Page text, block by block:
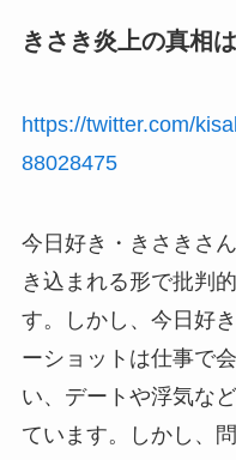
きさき炎上の真相
https://twitter.com/
88028475
今日好き・きさきさ
き込まれる形で批判
す。しかし、今日好
ーショットは仕事で
い、デートや浮気な
ています。しかし、